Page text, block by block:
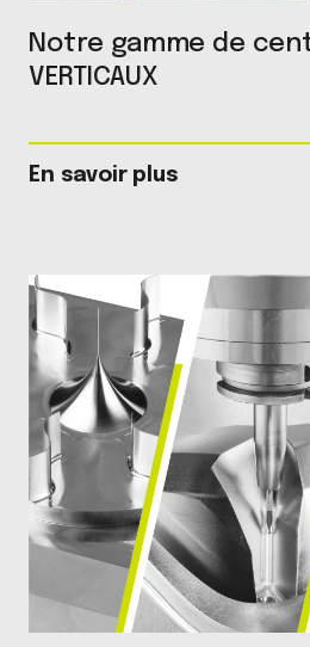
Notre gamme de
VERTICAUX
En savoir plus